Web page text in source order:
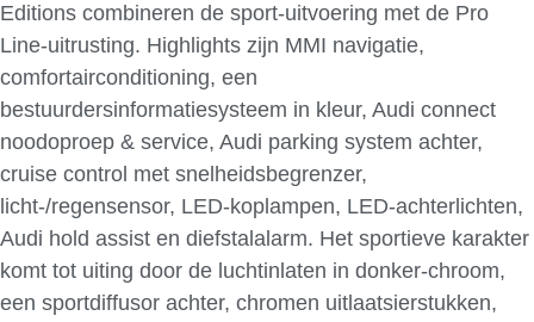
Editions combineren de sport-uitvoering met de Pro
Line-uitrusting. Highlights zijn MMI navigatie,
comfortairconditioning, een
bestuurdersinformatiesysteem in kleur, Audi connect
noodoproep & service, Audi parking system achter,
cruise control met snelheidsbegrenzer,
licht-/regensensor, LED-koplampen, LED-achterlichten,
Audi hold assist en diefstalalarm. Het sportieve karakter
komt tot uiting door de luchtinlaten in donker-chroom,
een sportdiffusor achter, chromen uitlaatsierstukken,